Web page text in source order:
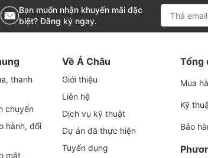
máy nén khí.
dài tuổi thọ máy nén.
piston.
Bạn muốn nhận khuyến mãi đặc
biệt? Đăng ký ngay.
thanh
chuyển
hành, đổi
mật
Về Á Châu
Giới thiệu
Liên hệ
Dịch vụ kỹ thuật
Dự án đã thực hiện
Tuyển dụng
Tổng
Mua
Kỹ
Bảo